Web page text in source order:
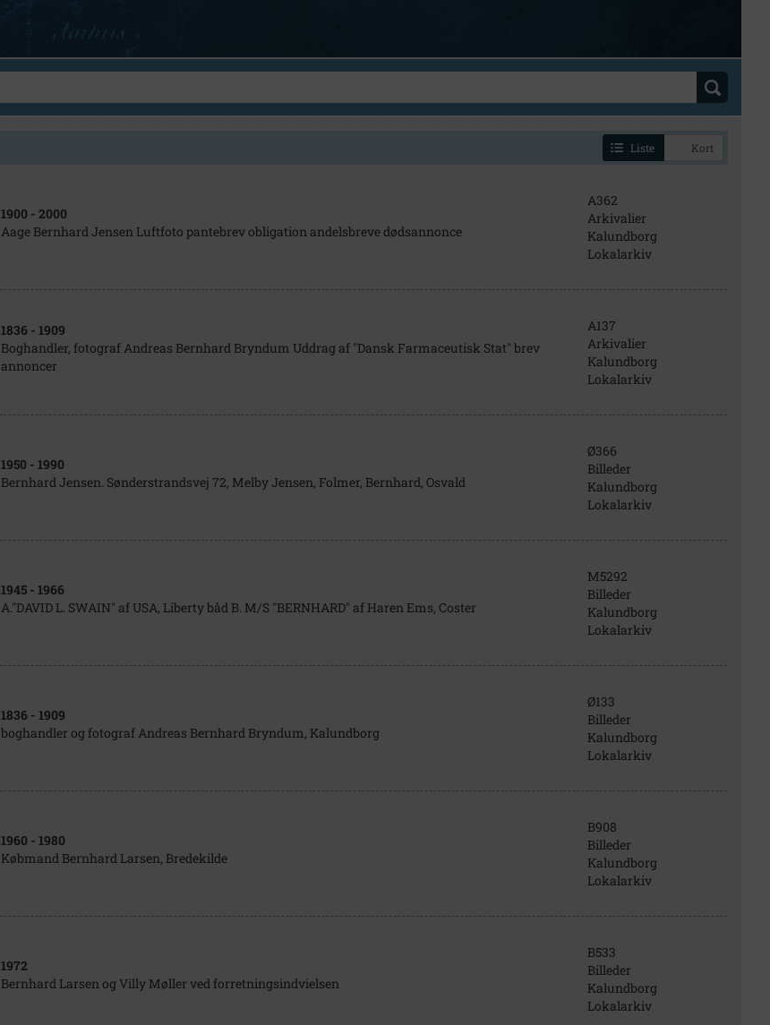
Liste Kort
1900 - 2000
Aage Bernhard Jensen Luftfoto pantebrev obligation andelsbreve dødsannonce
A362
Arkivalier
Kalundborg
Lokalarkiv
1836 - 1909
Boghandler, fotograf Andreas Bernhard Bryndum Uddrag af "Dansk Farmaceutisk Stat" brev
annoncer
A137
Arkivalier
Kalundborg
Lokalarkiv
1950 - 1990
Bernhard Jensen. Sønderstrandsvej 72, Melby Jensen, Folmer, Bernhard, Osvald
Ø366
Billeder
Kalundborg
Lokalarkiv
1945 - 1966
A."DAVID L. SWAIN" af USA, Liberty båd B. M/S "BERNHARD" af Haren Ems, Coster
M5292
Billeder
Kalundborg
Lokalarkiv
1836 - 1909
boghandler og fotograf Andreas Bernhard Bryndum, Kalundborg
Ø133
Billeder
Kalundborg
Lokalarkiv
1960 - 1980
Købmand Bernhard Larsen, Bredekilde
B908
Billeder
Kalundborg
Lokalarkiv
1972
Bernhard Larsen og Villy Møller ved forretningsindvielsen
B533
Billeder
Kalundborg
Lokalarkiv